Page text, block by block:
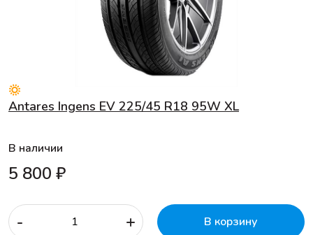
Antares Ingens EV 225/45 R18 95W XL
В наличии
5 800 ₽
- + В корзину